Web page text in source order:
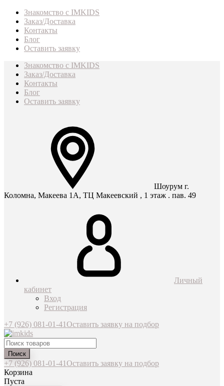
Знакомство с IMKIDS
Заказ/Доставка
Контакты
Блог
Оставить заявку
Знакомство с IMKIDS
Заказ/Доставка
Контакты
Блог
Оставить заявку
Шоурум г.
Коломна, Макеева 1А, ТЦ Макеевский , 1 этаж . пав. 49
Личный
кабинет
Вход
Регистрация
+7 (926) 081-01-41Оставить заявку на подбор
Поиск
+7 (926) 081-01-41Оставить заявку на подбор
Корзина
Пуста